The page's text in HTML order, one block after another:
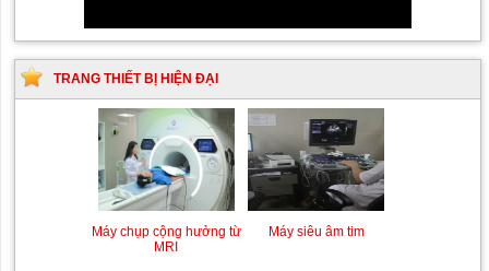
TRANG THIẾT BỊ HIỆN ĐẠI
Máy chụp cộng hưởng từ
MRI
Máy siêu âm tim